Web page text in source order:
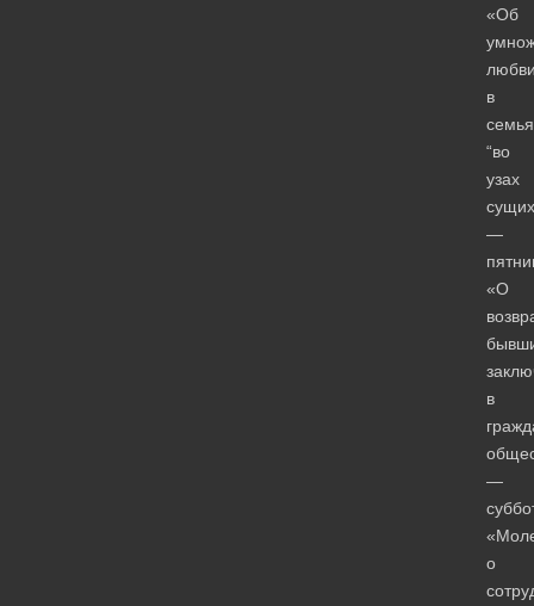
«Об
в
“во
узах
—
«О
в
—
о